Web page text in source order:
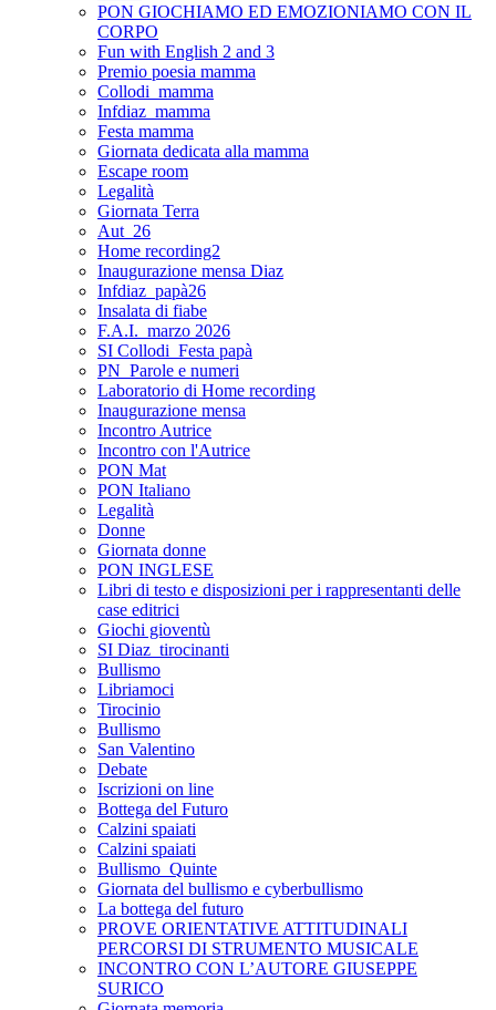
PON GIOCHIAMO ED EMOZIONIAMO CON IL
CORPO
Fun with English 2 and 3
Premio poesia mamma
Collodi_mamma
Infdiaz_mamma
Festa mamma
Giornata dedicata alla mamma
Escape room
Legalità
Giornata Terra
Aut_26
Home recording2
Inaugurazione mensa Diaz
Infdiaz_papà26
Insalata di fiabe
F.A.I._marzo 2026
SI Collodi_Festa papà
PN_Parole e numeri
Laboratorio di Home recording
Inaugurazione mensa
Incontro Autrice
Incontro con l'Autrice
PON Mat
PON Italiano
Legalità
Donne
Giornata donne
PON INGLESE
Libri di testo e disposizioni per i rappresentanti delle
case editrici
Giochi gioventù
SI Diaz_tirocinanti
Bullismo
Libriamoci
Tirocinio
Bullismo
San Valentino
Debate
Iscrizioni on line
Bottega del Futuro
Calzini spaiati
Calzini spaiati
Bullismo_Quinte
Giornata del bullismo e cyberbullismo
La bottega del futuro
PROVE ORIENTATIVE ATTITUDINALI
PERCORSI DI STRUMENTO MUSICALE
INCONTRO CON L’AUTORE GIUSEPPE
SURICO